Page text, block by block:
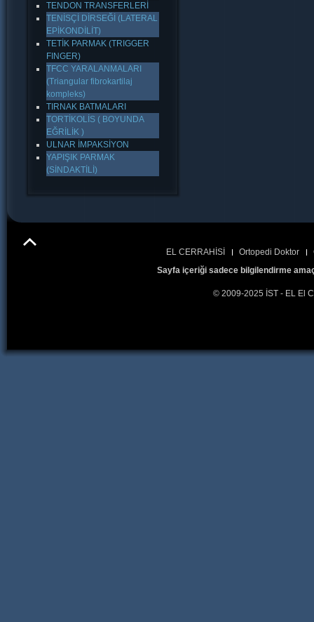
TENDON TRANSFERLERİ
TENİSÇİ DİRSEĞİ (LATERAL
EPİKONDİLİT)
TETİK PARMAK (TRIGGER
FINGER)
TFCC YARALANMALARI
(Triangular fibrokartilaj
kompleks)
TIRNAK BATMALARI
TORTİKOLİS ( BOYUNDA
EĞRİLİK )
ULNAR İMPAKSİYON
YAPIŞIK PARMAK
(SİNDAKTİLİ)
EL CERRAHİSİ Ortopedi Doktor
Sayfa içeriği sadece bilgilendirme
© 2009-2025 İST - EL El